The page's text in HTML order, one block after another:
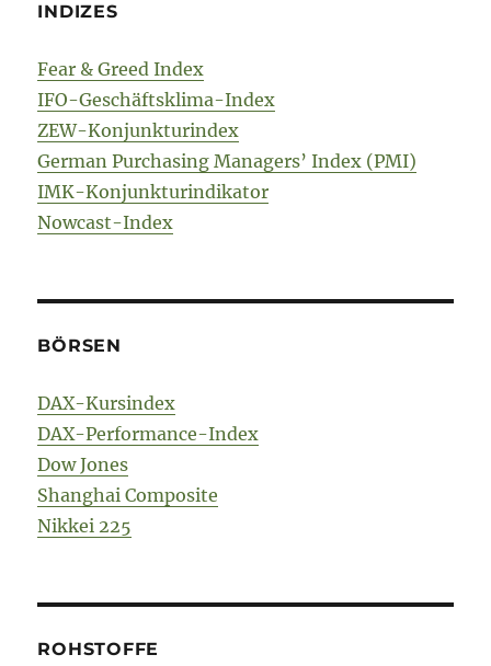
INDIZES
Fear & Greed Index
IFO-Geschäftsklima-Index
ZEW-Konjunkturindex
German Purchasing Managers’ Index (PMI)
IMK-Konjunkturindikator
Nowcast-Index
BÖRSEN
DAX-Kursindex
DAX-Performance-Index
Dow Jones
Shanghai Composite
Nikkei 225
ROHSTOFFE